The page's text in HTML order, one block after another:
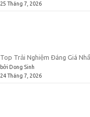
25 Tháng 7, 2026
Top Trải Nghiệm Đáng Giá
bởi Dong Sinh
24 Tháng 7, 2026